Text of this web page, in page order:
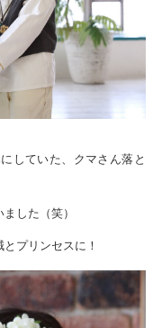
していた、クマさん落と
した（笑）
プリンセスに！